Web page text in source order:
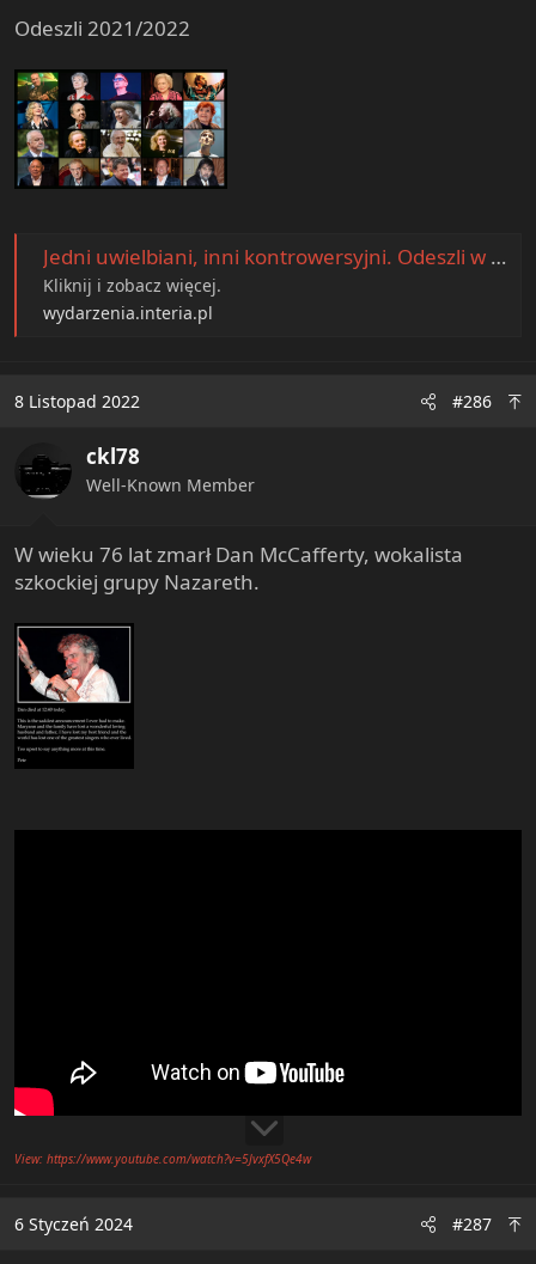
Odeszli 2021/2022
Jedni uwielbiani, inni kontrowersyjni. Odeszli w ostatnich 12 miesiącach
Kliknij i zobacz więcej.
wydarzenia.interia.pl
8 Listopad 2022 #286
ckl78
Well-Known Member
W wieku 76 lat zmarł Dan McCafferty, wokalista
szkockiej grupy Nazareth.
View: https://www.youtube.com/watch?v=5JvxfX5Qe4w
6 Styczeń 2024 #287